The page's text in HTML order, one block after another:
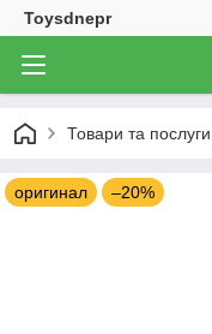
Toysdnepr
Товари та послуги
оригинал –20%